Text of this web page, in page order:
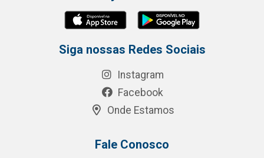
Siga nossas Redes Sociais
Instagram
Facebook
Onde Estamos
Fale Conosco